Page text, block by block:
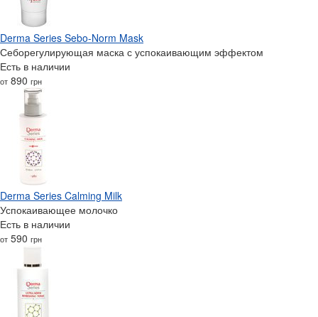
Derma Series Sebo-Norm Mask
Себорегулирующая маска с успокаивающим эффектом
Есть в наличии
от 890 грн
Derma Series Calming Milk
Успокаивающее молочко
Есть в наличии
от 590 грн